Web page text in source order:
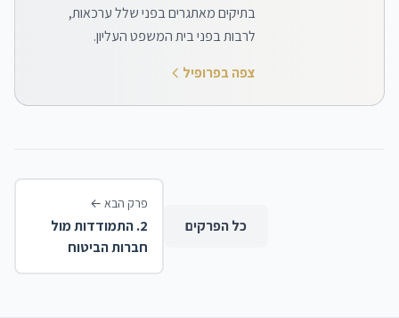
בתיקים מאתגרים בפני שלל ערכאות,
לרבות בפני בית המשפט העליון.
צפה בפרופיל
כל הפרקים
פרק הבא ←
2
.התמודדות מול
חברות הביטוח